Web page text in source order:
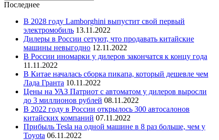
Последнее
В 2028 году Lamborghini выпустит свой первый
электромобиль 13.11.2022
Дилеры в России сетуют, что продавать китайские
машины невыгодно 12.11.2022
В России иномарки у дилеров закончатся к концу года
11.11.2022
В Китае началась сборка пикапа, который дешевле чем
Лада Гранта 10.11.2022
Цены на УАЗ Патриот с автоматом у дилеров выросли
до 3 миллионов рублей 08.11.2022
В 2022 году в России открылось 300 автосалонов
китайских компаний 07.11.2022
Прибыль Tesla на одной машине в 8 раз больше, чем у
Toyota 06.11.2022